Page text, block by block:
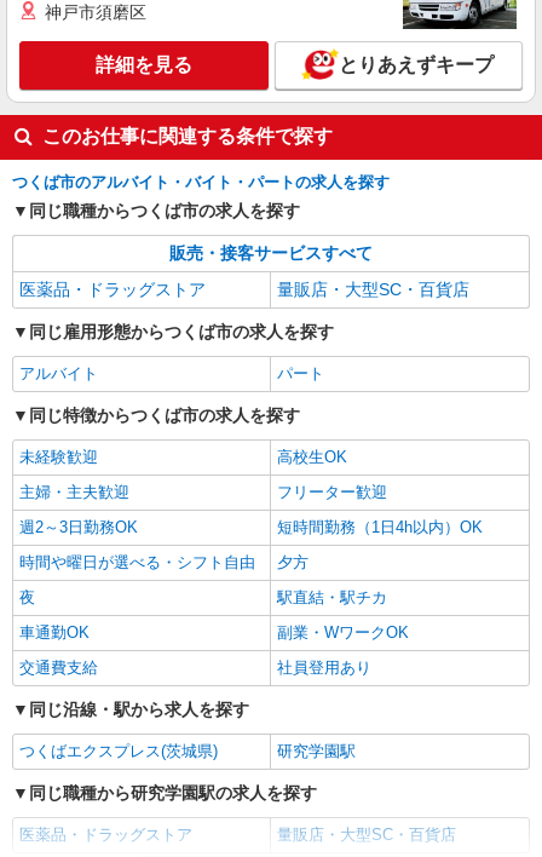
サーティワンアイスクリーム
※経験・能力により優遇します ［アルバイ
ト・パート］時給1,080円 ［契約社員］月給
215,000円〜250,000円＋手当 ※試用期間（3ヶ月
間）：時給1,100円〜
茨城県つくば市研究学園5丁目19番 イーアス
つくば
キープ 詳細を見る
神戸市須磨区
詳細を見る とりあえずキープ
このお仕事に関連する条件で探す
つくば市のアルバイト・バイト・パートの求人を探す
同じ職種からつくば市の求人を探す
販売・接客サービスすべて
医薬品・ドラッグストア
量販店・大型SC・百貨店
同じ雇用形態からつくば市の求人を探す
アルバイト パート
同じ特徴からつくば市の求人を探す
未経験歓迎
高校生OK
主婦・主夫歓迎
フリーター歓迎
週2～3日勤務OK
短時間勤務（1日4h以内）OK
時間や曜日が選べる・シフト自由
夕方
夜
駅直結・駅チカ
車通勤OK
副業・WワークOK
交通費支給
社員登用あり
同じ沿線・駅から求人を探す
つくばエクスプレス(茨城県) 研究学園駅
同じ職種から研究学園駅の求人を探す
医薬品・ドラッグストア 量販店・大型SC・百貨店